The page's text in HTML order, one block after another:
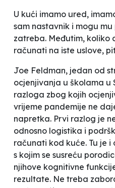
U kući imamo ured,
sam nastavnik i mogu
zatreba. Međutim, koliko
računati na iste uslove,
Joe Feldman, jedan od
ocjenjivanja u školama u
razloga zbog kojih
vrijeme pandemije ne
napretka. Prvi razlog je
odnosno logistika i
računati kod kuće. Tu je
s kojim se susreću
njihove kognitivne
rezultate. Ne treba